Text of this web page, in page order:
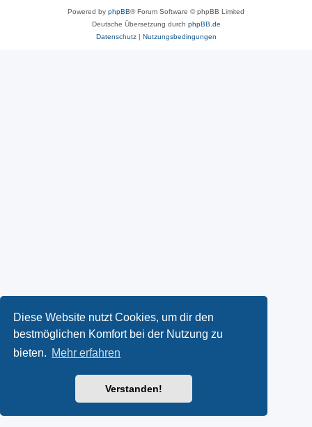
Diese Website nutzt Cookies, um dir den
bestmöglichen Komfort bei der Nutzung zu
bieten. Mehr erfahren
Verstanden!
Powered by phpBB® Forum Software © phpBB Limited
Deutsche Übersetzung durch phpBB.de
Datenschutz| Nutzungsbedingungen